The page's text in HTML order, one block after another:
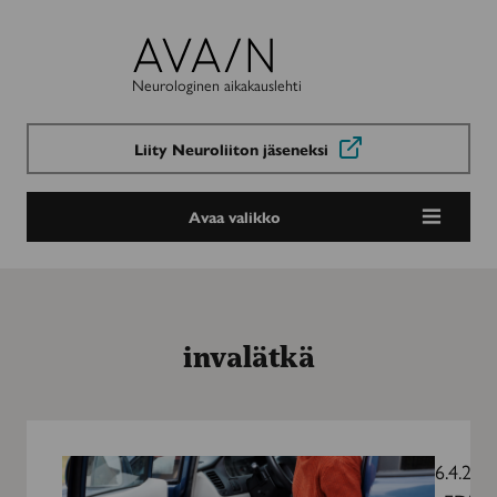
Avain-
lehti
Neurologinen aikakauslehti
Liity Neuroliiton jäseneksi
Avaa valikko
invalätkä
hankinnan